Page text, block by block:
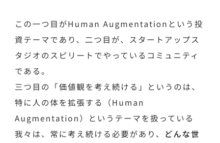
この一つ目がHuman Augmentationという投
資テーマであり、二つ目が、スタートアップス
タジオのスピリートでやっているコミュニティ
である。
三つ目の「価値観を考え続ける」というのは、
特に人の体を拡張する（Human
Augmentation）というテーマを扱っている
我々は、常に考え続ける必要があり、 どんな世